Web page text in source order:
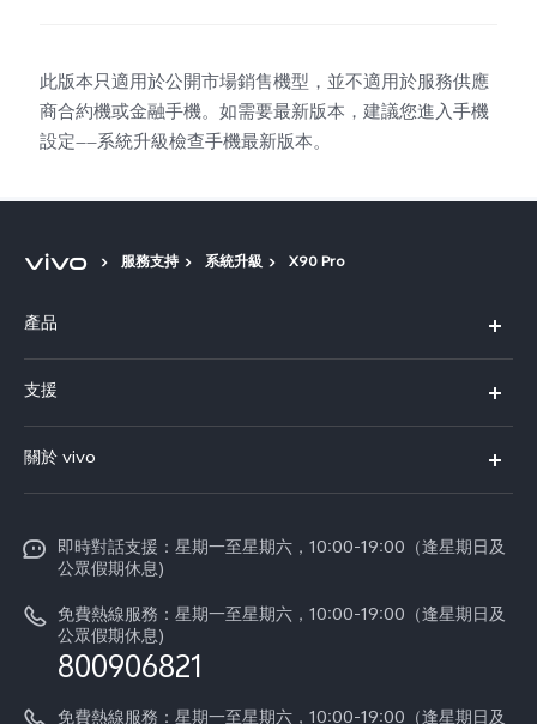
此版本只適用於公開市場銷售機型，並不適用於服務供應
商合約機或金融手機。如需要最新版本，建議您進入手機
設定——系統升級檢查手機最新版本。
服務支持 系統升級 X90 Pro
產品
X300
Y21d
V60
支援
服務中心
Funtouch OS
系統升級
零配件價格查詢
IMEI 碼驗證
關於 vivo
新聞資訊
vivo工作
法律聲明
關於我們
即時對話支援：星期一至星期六，10:00-19:00（逢星期日及
公眾假期休息)
免費熱線服務：星期一至星期六，10:00-19:00（逢星期日及
公眾假期休息)
800906821